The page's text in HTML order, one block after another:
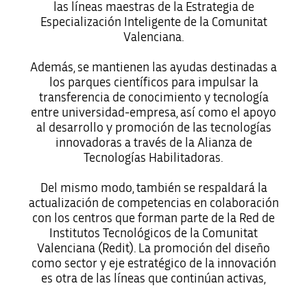
las líneas maestras de la Estrategia de
Especialización Inteligente de la Comunitat
Valenciana.
Además, se mantienen las ayudas destinadas a
los parques científicos para impulsar la
transferencia de conocimiento y tecnología
entre universidad-empresa, así como el apoyo
al desarrollo y promoción de las tecnologías
innovadoras a través de la Alianza de
Tecnologías Habilitadoras.
Del mismo modo, también se respaldará la
actualización de competencias en colaboración
con los centros que forman parte de la Red de
Institutos Tecnológicos de la Comunitat
Valenciana (Redit). La promoción del diseño
como sector y eje estratégico de la innovación
es otra de las líneas que continúan activas,